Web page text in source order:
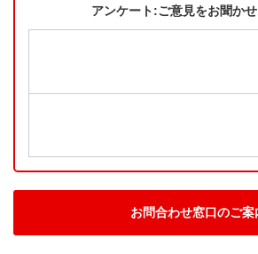
アンケート:ご意見をお聞か
お問合わせ窓口のご案